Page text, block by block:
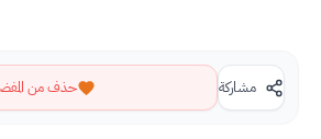
مشاركة حذف من